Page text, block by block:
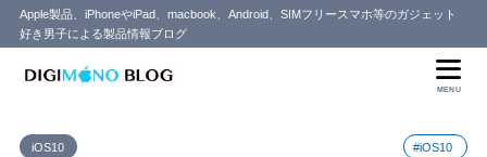
Apple製品、iPhoneやiPad、macbook、Android、SIMフリースマホ等のガジェット
好き男子による製品情報ブログ
MENU
iOS10 #iOS10